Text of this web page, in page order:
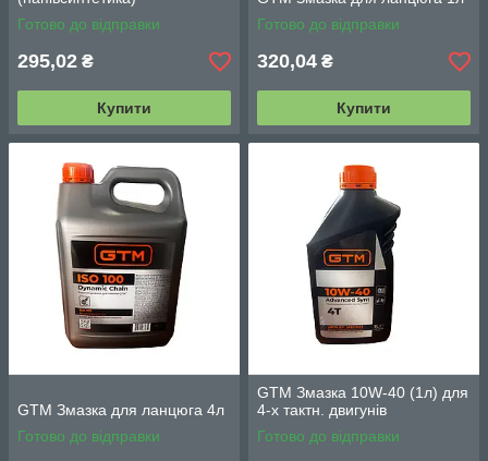
Готово до відправки
295,02 ₴
Купити
Готово до відправки
320,04 ₴
Купити
GTM Змазка для ланцюга 4л
Готово до відправки
GTM Змазка 10W-40 (1л) для
4-х тактн. двигунів
Готово до відправки